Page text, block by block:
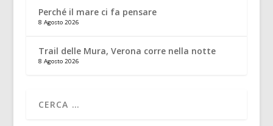
Perché il mare ci fa pensare
8 Agosto 2026
Trail delle Mura, Verona corre nella notte
8 Agosto 2026